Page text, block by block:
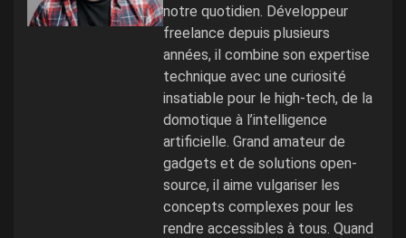
notre quotidien. Développeur
freelance depuis plusieurs
années, il combine son expertise
technique avec une curiosité
insatiable pour le high-tech, de la
domotique à l’intelligence
artificielle. Grand amateur de
gadgets et de solutions open-
source, il aime vulgariser les
concepts complexes pour les
rendre accessibles à tous. Quand